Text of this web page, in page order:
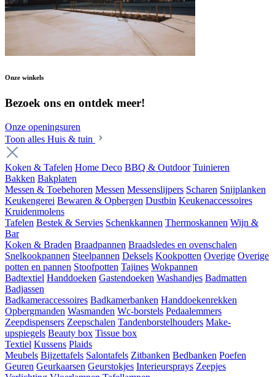
Onze winkels
Bezoek ons en ontdek meer!
Onze openingsuren
Toon alles Huis & tuin
Koken & Tafelen Home Deco BBQ & Outdoor Tuinieren
Bakken Bakplaten
Messen & Toebehoren Messen Messenslijpers Scharen Snijplanken
Keukengerei Bewaren & Opbergen Dustbin Keukenaccessoires
Kruidenmolens
Tafelen Bestek & Servies Schenkkannen Thermoskannen Wijn &
Bar
Koken & Braden Braadpannen Braadsledes en ovenschalen
Snelkookpannen Steelpannen Deksels Kookpotten Overige Overige
potten en pannen Stoofpotten Tajines Wokpannen
Badtextiel Handdoeken Gastendoeken Washandjes Badmatten
Badjassen
Badkameraccessoires Badkamerbanken Handdoekenrekken
Opbergmanden Wasmanden Wc-borstels Pedaalemmers
Zeepdispensers Zeepschalen Tandenborstelhouders Make-
upspiegels Beauty box Tissue box
Textiel Kussens Plaids
Meubels Bijzettafels Salontafels Zitbanken Bedbanken Poefen
Geuren Geurkaarsen Geurstokjes Interieursprays Zeepjes